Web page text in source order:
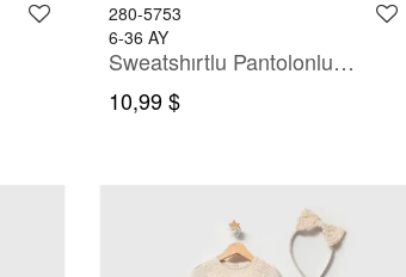
280-5753
6-36 AY
Sweatshırtlu Pantolonlu Takım
10,99 $